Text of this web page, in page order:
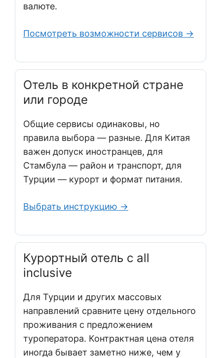
валюте.
Посмотреть возможности сервисов →
Отель в конкретной стране
или городе
Общие сервисы одинаковы, но
правила выбора — разные. Для Китая
важен допуск иностранцев, для
Стамбула — район и транспорт, для
Турции — курорт и формат питания.
Выбрать инструкцию →
Курортный отель с all
inclusive
Для Турции и других массовых
направлений сравните цену отдельного
проживания с предложением
туроператора. Контрактная цена отеля
иногда бывает заметно ниже, чем у